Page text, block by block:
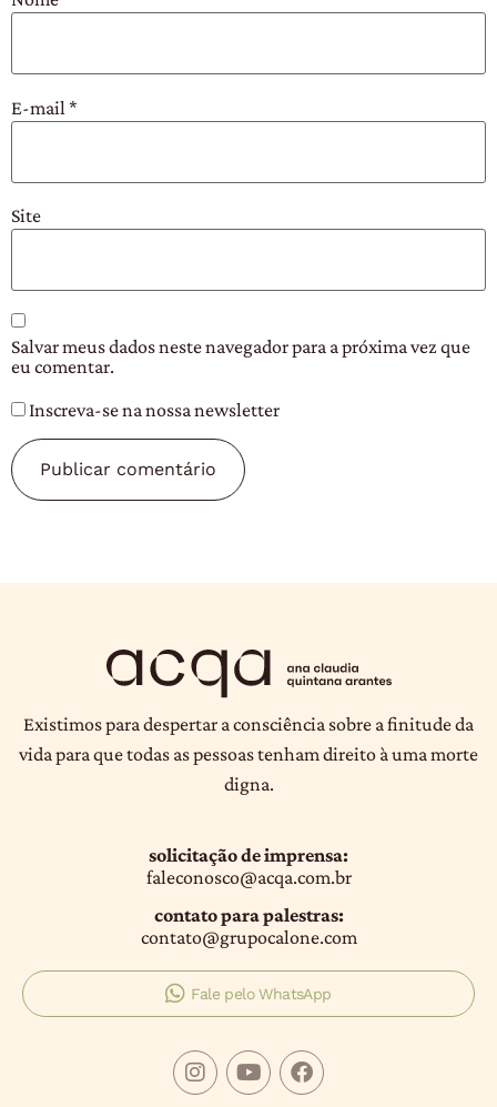
E-mail *
Site
Salvar meus dados neste navegador para a próxima vez que
eu comentar.
Inscreva-se na nossa newsletter
Existimos para despertar a consciência sobre a finitude da
vida para que todas as pessoas tenham direito à uma morte
digna.
solicitação de imprensa:
faleconosco@acqa.com.br
contato para palestras:
contato@grupocalone.com
Fale pelo WhatsApp